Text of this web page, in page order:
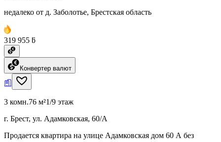
недалеко от д. Заболотье, Брестская область
319 955 ƃ
Конвертер валют
3 комн.76 м²1/9 этаж
г. Брест, ул. Адамковская, 60/А
Продается квартира на улице Адамковская дом 60 А без